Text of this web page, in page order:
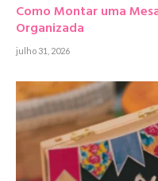
Como Montar uma
Organizada
julho 31, 2026